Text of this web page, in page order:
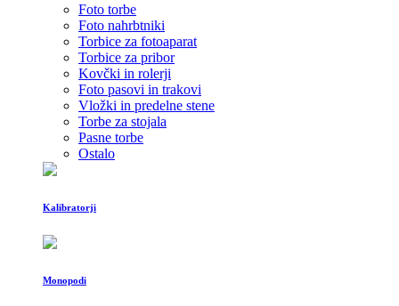
Foto torbe
Foto nahrbtniki
Torbice za fotoaparat
Torbice za pribor
Kovčki in rolerji
Foto pasovi in trakovi
Vložki in predelne stene
Torbe za stojala
Pasne torbe
Ostalo
Kalibratorji
Monopodi